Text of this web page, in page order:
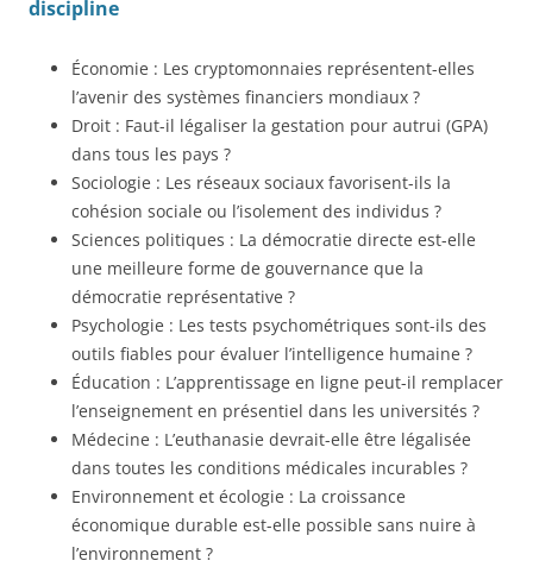
discipline
Économie : Les cryptomonnaies représentent-elles
l’avenir des systèmes financiers mondiaux ?
Droit : Faut-il légaliser la gestation pour autrui (GPA)
dans tous les pays ?
Sociologie : Les réseaux sociaux favorisent-ils la
cohésion sociale ou l’isolement des individus ?
Sciences politiques : La démocratie directe est-elle
une meilleure forme de gouvernance que la
démocratie représentative ?
Psychologie : Les tests psychométriques sont-ils des
outils fiables pour évaluer l’intelligence humaine ?
Éducation : L’apprentissage en ligne peut-il remplacer
l’enseignement en présentiel dans les universités ?
Médecine : L’euthanasie devrait-elle être légalisée
dans toutes les conditions médicales incurables ?
Environnement et écologie : La croissance
économique durable est-elle possible sans nuire à
l’environnement ?